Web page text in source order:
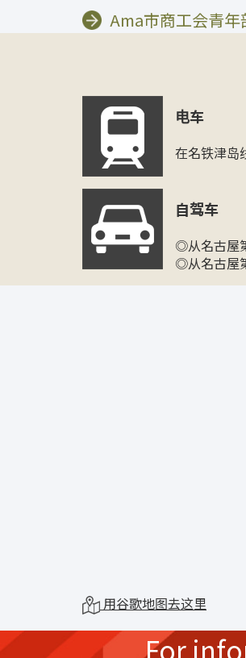
Ama市商工会青
电车
在名铁津岛
自驾车
◎从名古屋
◎从名古屋
用谷歌地图去这里
For